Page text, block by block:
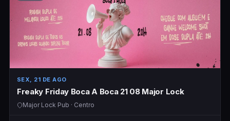
SEX, 21 DE AGO
Freaky Friday Boca A Boca 21 08 Major Lock
Major Lock Pub · Centro